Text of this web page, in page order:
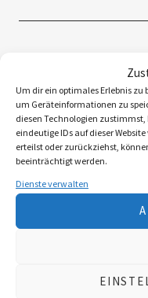
Um dir ein optimales Erlebnis zu
um Geräteinformationen zu
diesen Technologien
eindeutige IDs auf dieser
erteilst oder zurückziehst,
beeinträchtigt werden.
Dienste verwalten
Das Neueste